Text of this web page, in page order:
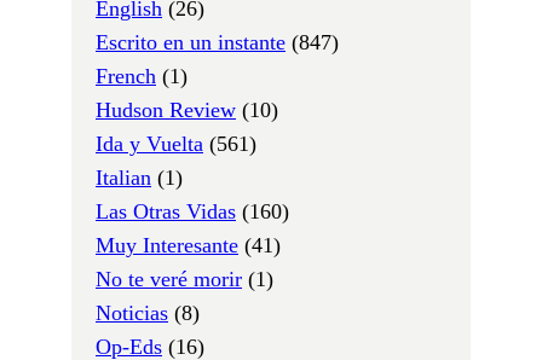
English (26)
Escrito en un instante (847)
French (1)
Hudson Review (10)
Ida y Vuelta (561)
Italian (1)
Las Otras Vidas (160)
Muy Interesante (41)
No te veré morir (1)
Noticias (8)
Op-Eds (16)